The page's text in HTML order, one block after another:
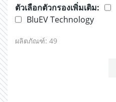
ตัวเลือกตัวกรองเพิ่มเติม:
BluEV Technology
ผลิตภัณฑ์: 49